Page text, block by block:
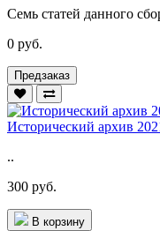
Семь статей данного
0 руб.
Предзаказ
Исторический архив
..
300 руб.
В корзину